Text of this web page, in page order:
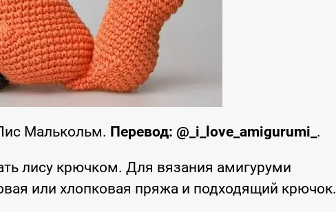
Малькольм. Перевод: @_i_love_amigurumi_ .
лису крючком. Для вязания амигуруми
или хлопковая пряжа и подходящий крючок.